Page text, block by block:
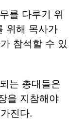
를 다루기 위
위해 목사가
참석할 수 있
는 총대들은
을 지참해야
진다.